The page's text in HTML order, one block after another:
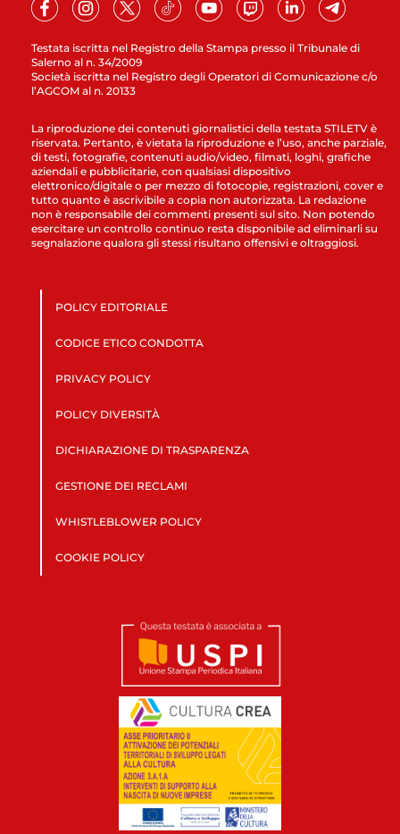
Testata iscritta nel Registro della Stampa presso il Tribunale di
Salerno al n. 34/2009
Società iscritta nel Registro degli Operatori di Comunicazione c/o
l’AGCOM al n. 20133
La riproduzione dei contenuti giornalistici della testata STILETV è
riservata. Pertanto, è vietata la riproduzione e l’uso, anche parziale,
di testi, fotografie, contenuti audio/video, filmati, loghi, grafiche
aziendali e pubblicitarie, con qualsiasi dispositivo
elettronico/digitale o per mezzo di fotocopie, registrazioni, cover e
tutto quanto è ascrivibile a copia non autorizzata. La redazione
non è responsabile dei commenti presenti sul sito. Non potendo
esercitare un controllo continuo resta disponibile ad eliminarli su
segnalazione qualora gli stessi risultano offensivi e oltraggiosi.
POLICY EDITORIALE
CODICE ETICO CONDOTTA
PRIVACY POLICY
POLICY DIVERSITÀ
DICHIARAZIONE DI TRASPARENZA
GESTIONE DEI RECLAMI
WHISTLEBLOWER POLICY
COOKIE POLICY